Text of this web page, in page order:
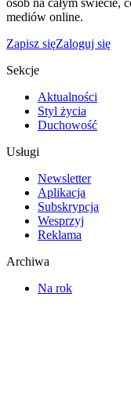
osób na całym świecie,
mediów online.
Zapisz sięZaloguj się
Sekcje
Aktualności
Styl życia
Duchowość
Usługi
Newsletter
Aplikacja
Subskrypcja
Wesprzyj
Reklama
Archiwa
Na rok